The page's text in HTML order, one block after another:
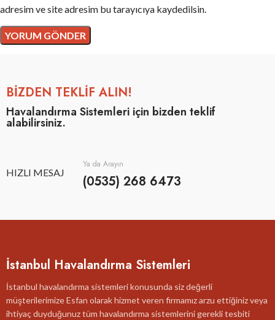
adresim ve site adresim bu tarayıcıya kaydedilsin.
BİZDEN TEKLİF ALIN!
Havalandırma Sistemleri için bizden teklif
alabilirsiniz.
HIZLI MESAJ
Ya da Arayın
(0535) 268 6473
İstanbul Havalandırma Sistemleri
İstanbul havalandırma sistemleri konusunda siz değerli
müşterilerimize Esfan olarak hizmet veren firmamız arzu ettiğiniz veya
ihtiyaç duyduğunuz tüm havalandırma sistemlerini gerekli tesbiti